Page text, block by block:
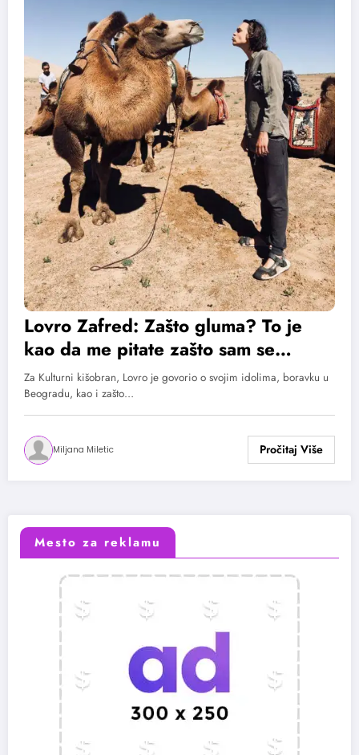
Lovro Zafred: Zašto gluma? To je
kao da me pitate zašto sam se
zaljubio
Za Kulturni kišobran, Lovro je govorio o svojim idolima, boravku u
Beogradu, kao i zašto…
Miljana Miletic
Mesto za reklamu